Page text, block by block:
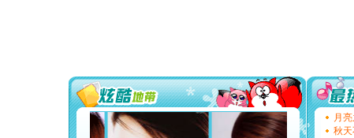
你太多，只有
要平安！千
[圣诞节]不只
能正大光明
都要快乐噢!
月
秋